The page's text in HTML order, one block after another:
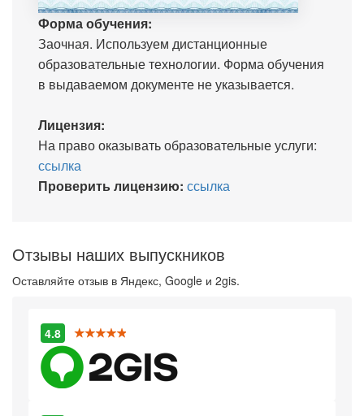
Форма обучения:
Заочная. Используем дистанционные
образовательные технологии. Форма обучения
в выдаваемом документе не указывается.
Лицензия:
На право оказывать образовательные услуги:
ссылка
Проверить лицензию: ссылка
Отзывы наших выпускников
Оставляйте отзыв в Яндекс, Google и 2gis.
4.8